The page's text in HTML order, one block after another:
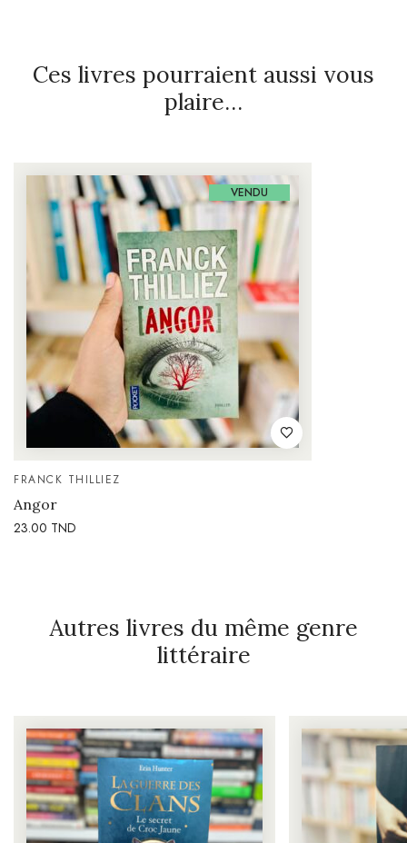
Ces livres pourraient aussi vous
plaire…
VENDU
FRANCK THILLIEZ
Angor
23.00 TND
Autres livres du même genre
littéraire